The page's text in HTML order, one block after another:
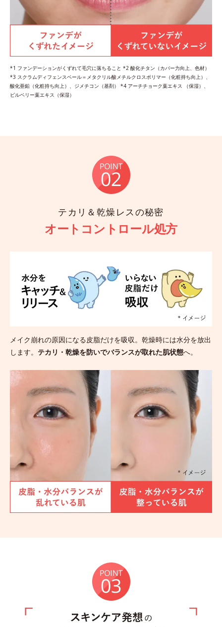
*1 ファンデーションがくずれて毛穴に落ちること *2 酸化チタン（カバー力向上、色材）
*3 スクラムディフェンスベール＝メタクリル酸メチルクロスポリマー（化粧持ち向上）、
酸化亜鉛（化粧持ち向上）、ジメチコン（基剤） *4 アーチチョーク葉エキス （保湿）、
ビルベリー葉エキス（保湿）
テカリ＆乾燥レスの秘密
オートコントロール処方
メイク崩れの原因になる皮脂だけを吸収。乾燥時には水分を放出
します。 テカリ・乾燥を防いでバランスが取れた肌状態へ。